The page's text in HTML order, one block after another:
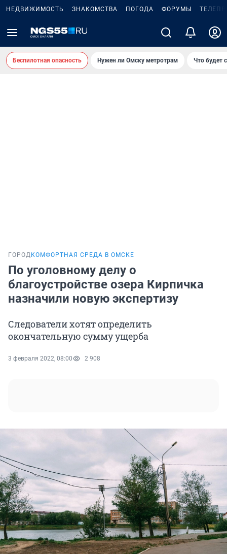
НЕДВИЖИМОСТЬ ЗНАКОМСТВА ПОГОДА ФОРУМЫ
Беспилотная опасность Нужен ли Омску метротрам Что будет
ГОРОД КОМФОРТНАЯ СРЕДА В ОМСКЕ
По уголовному делу о
благоустройстве озера Кирпичка
назначили новую экспертизу
Следователи хотят определить
окончательную сумму ущерба
3 февраля 2022, 08:00 2 908